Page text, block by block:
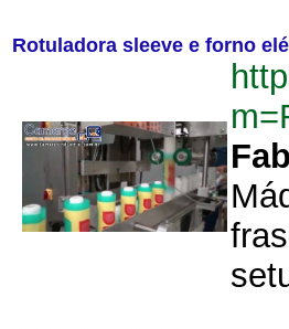
Rotuladora sleeve e forno